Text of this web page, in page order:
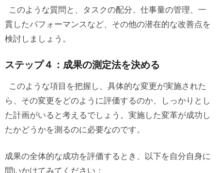
このような質問と、タスクの配分、仕事量の管理、一
貫したパフォーマンスなど、その他の潜在的な改善点を
検討しましょう。
ステップ４：成果の測定法を決める
このような項目を把握し、具体的な変更が実施された
ら、その変更をどのように評価するのか、しっかりとし
た計画がいると考えるでしょう。実施した変革が成功し
たかどうかを測るのに必要なのです。
成果の全体的な成功を評価するとき、以下を自分自身に